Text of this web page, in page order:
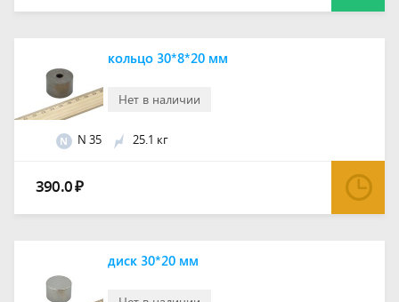
Нет в наличии
кольцо 30*8*20 мм
N N 35 25.1 кг
390.0₽
диск 30*20 мм